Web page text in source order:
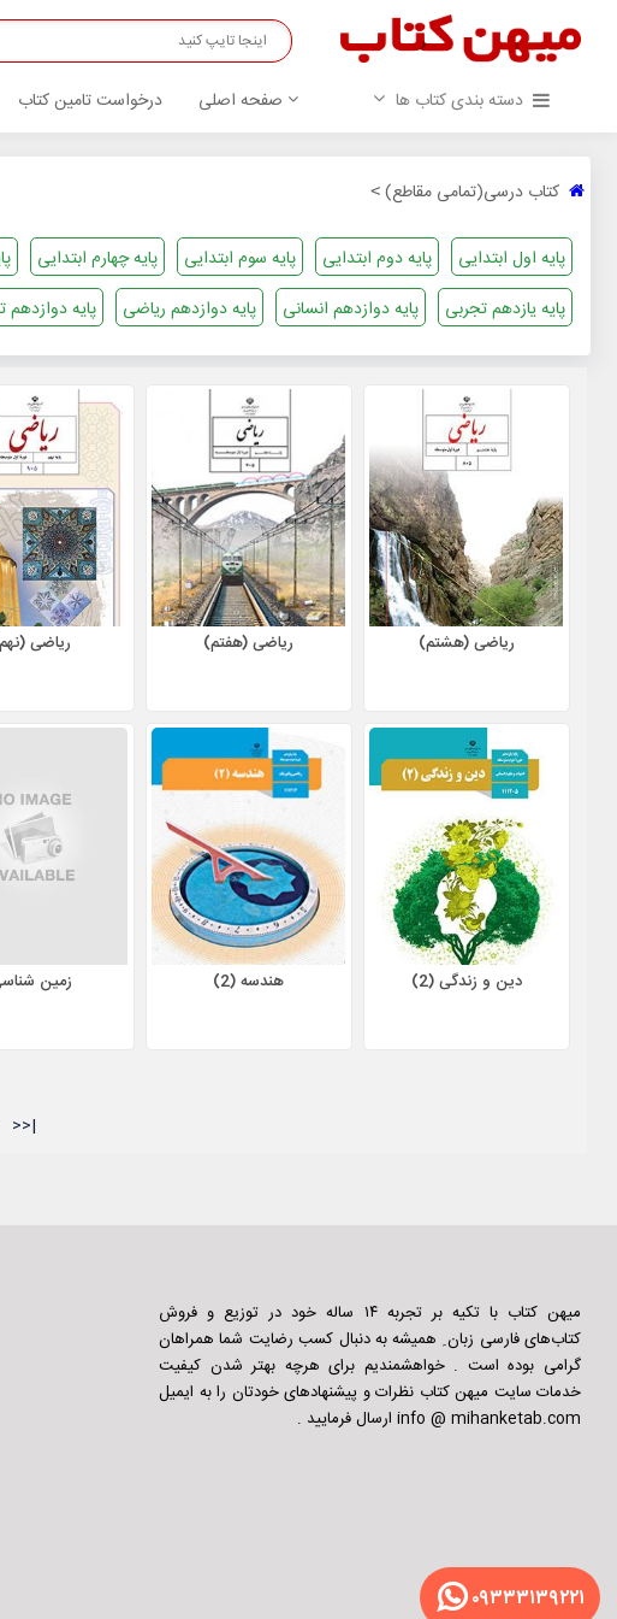
دسته بندی کتاب ها صفحه اصلی درخواست تامین کتاب
کتاب درسی(تمامی مقاطع) >
پایه اول ابتدایی پایه دوم ابتدایی پایه سوم ابتدایی پایه چهارم ابتدایی
پایه یازدهم تجربی
پایه دوازدهم انسانی پایه دوازدهم ریاضی پایه دوازدهم
ریاضی (هشتم) ریاضی (هفتم) ریاضی
دین و زندگی (2) هندسه (2) زمین
|<<
۰۹۳۳۳۱۳۹۲۲۱
میهن کتاب با تکیه بر تجربه ۱۴ ساله خود در توزیع و فروش
کتاب‌های فارسی زبان ِ همیشه به دنبال کسب رضایت شما همراهان
گرامی بوده است . خواهشمندیم برای هرچه بهتر شدن کیفیت
خدمات سایت میهن کتاب نظرات و پیشنهادهای خودتان را به ایمیل
info @ mihanketab.com ارسال فرمایید .